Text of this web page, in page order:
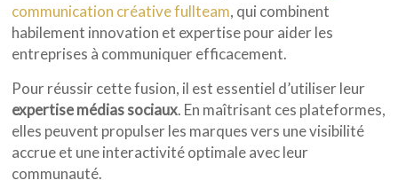
communication créative fullteam, qui combinent
habilement innovation et expertise pour aider les
entreprises à communiquer efficacement.
Pour réussir cette fusion, il est essentiel d’utiliser leur
expertise médias sociaux. En maîtrisant ces plateformes,
elles peuvent propulser les marques vers une visibilité
accrue et une interactivité optimale avec leur
communauté.